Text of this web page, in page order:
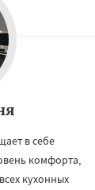
в себе
комфорта,
кухонных